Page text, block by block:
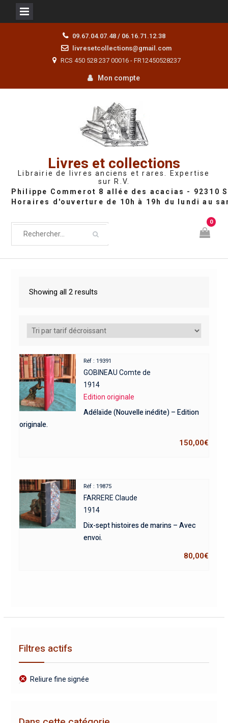
09.67.04.07.48 / 06.16.71.12.38
livresetcollections@gmail.com
RCS 450 528 237 00016 - FR12450528237
Mon compte
Livres et collections
Librairie de livres anciens et rares. Expertise
sur R.V.
0
Showing all 2 results
Réf : 19391
GOBINEAU Comte de
1914
Edition originale
Adélaïde (Nouvelle inédite) – Edition
originale.
150,00€
Réf : 19875
FARRERE Claude
1914
Dix-sept histoires de marins – Avec
envoi.
80,00€
Filtres actifs
Reliure fine signée